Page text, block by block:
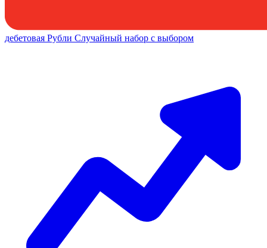
дебетовая Рубли Случайный набор с выбором